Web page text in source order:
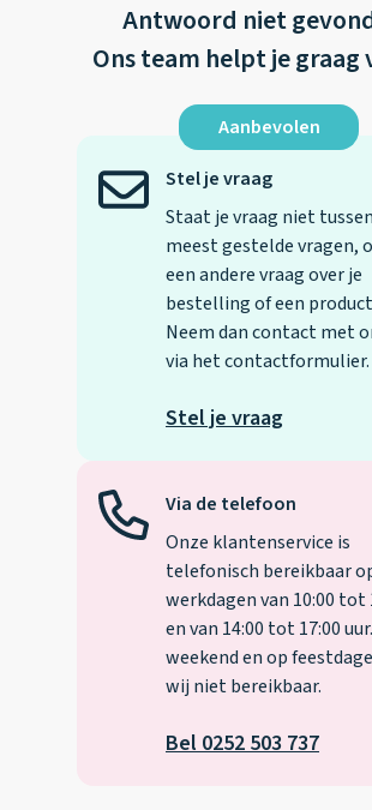
Antwoord niet
Ons team helpt je graag
Via de telefoon
Onze klantenservice is
telefonisch bereikbaar
werkdagen van 10:00 tot
en van 14:00 tot 17:00
weekend en op
wij niet bereikbaar.
Bel 0252 503 737
Aanbevolen
Stel je vraag
Staat je vraag niet
meest gestelde vragen,
een andere vraag over je
bestelling of een
Neem dan contact met
via het contactformulier.
Stel je vraag